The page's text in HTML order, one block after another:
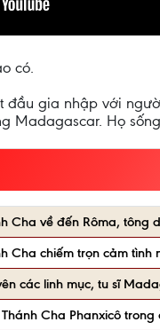
có.
đầu gia nhập với
Madagascar. Họ
Cha về đến Rôma, tông
Cha chiếm trọn cảm
các linh mục, tu sĩ
Cha Phanxicô